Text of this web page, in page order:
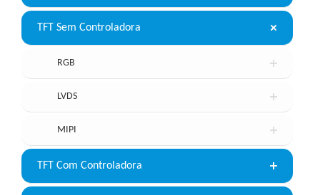
TFT Sem Controladora
RGB
LVDS
MIPI
TFT Com Controladora